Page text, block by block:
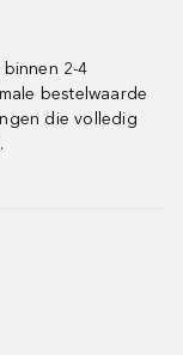
2-4
bestelwaarde
die volledig